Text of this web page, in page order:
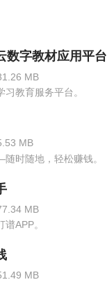
数字教材应用平台
MB
习教育服务平台。
MB
时随地，轻松赚钱。
MB
APP。
MB